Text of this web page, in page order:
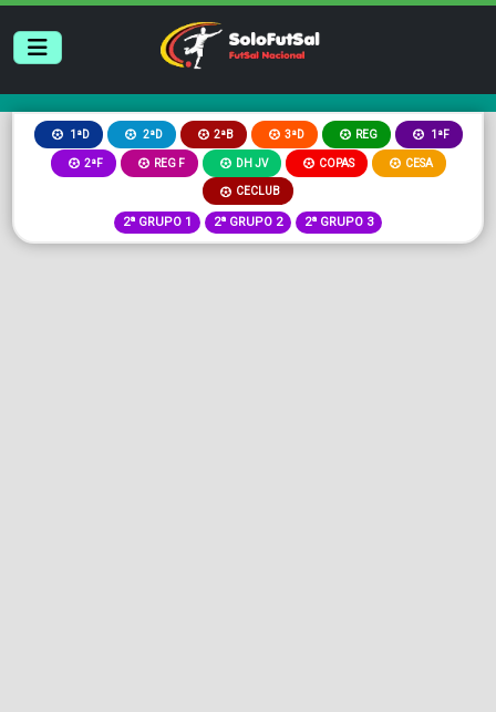
1ªD 2ªD 2ªB 3ªD REG 1ªF
2ªF REG F DH JV COPAS CESA
CECLUB
2ª GRUPO 1 2ª GRUPO 2 2ª GRUPO 3